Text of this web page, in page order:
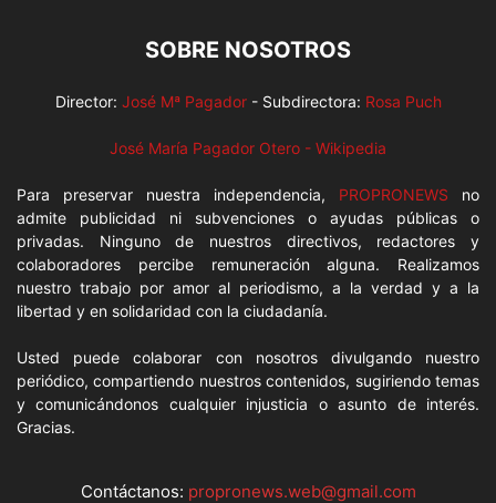
SOBRE NOSOTROS
Director: José Mª Pagador- Subdirectora: Rosa Puch
José María Pagador Otero - Wikipedia
Para preservar nuestra independencia, PROPRONEWS no
admite publicidad ni subvenciones o ayudas públicas o
privadas. Ninguno de nuestros directivos, redactores y
colaboradores percibe remuneración alguna. Realizamos
nuestro trabajo por amor al periodismo, a la verdad y a la
libertad y en solidaridad con la ciudadanía.
Usted puede colaborar con nosotros divulgando nuestro
periódico, compartiendo nuestros contenidos, sugiriendo temas
y comunicándonos cualquier injusticia o asunto de interés.
Gracias.
Contáctanos: propronews.web@gmail.com